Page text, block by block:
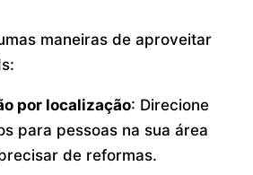
maneiras de aproveitar
por localização: Direcione
para pessoas na sua área
de reformas.